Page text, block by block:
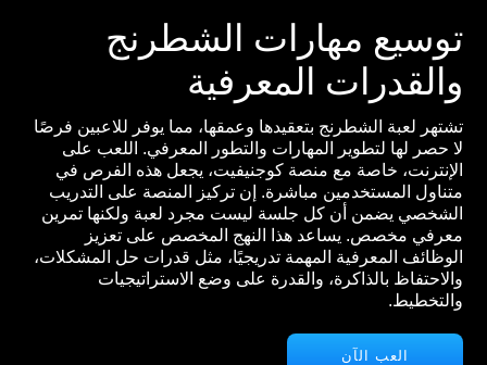
توسيع مهارات الشطرنج
والقدرات المعرفية
تشتهر لعبة الشطرنج بتعقيدها وعمقها، مما يوفر للاعبين فرصًا
لا حصر لها لتطوير المهارات والتطور المعرفي. اللعب على
الإنترنت، خاصة مع منصة كوجنيفيت، يجعل هذه الفرص في
متناول المستخدمين مباشرة. إن تركيز المنصة على التدريب
الشخصي يضمن أن كل جلسة ليست مجرد لعبة ولكنها تمرين
معرفي مخصص. يساعد هذا النهج المخصص على تعزيز
الوظائف المعرفية المهمة تدريجيًا، مثل قدرات حل المشكلات،
والاحتفاظ بالذاكرة، والقدرة على وضع الاستراتيجيات
والتخطيط.
العب الآن